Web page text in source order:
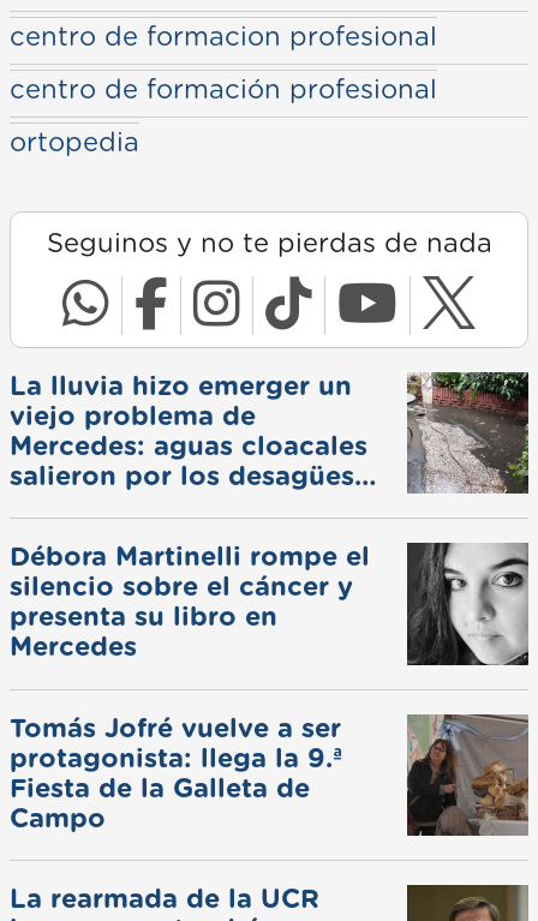
centro de formacion profesional
centro de formación profesional
ortopedia
Seguinos y no te pierdas de nada
La lluvia hizo emerger un
viejo problema de
Mercedes: aguas cloacales
salieron por los desagües
Débora Martinelli rompe el
silencio sobre el cáncer y
presenta su libro en
Mercedes
Tomás Jofré vuelve a ser
protagonista: llega la 9.ª
Fiesta de la Galleta de
Campo
La rearmada de la UCR